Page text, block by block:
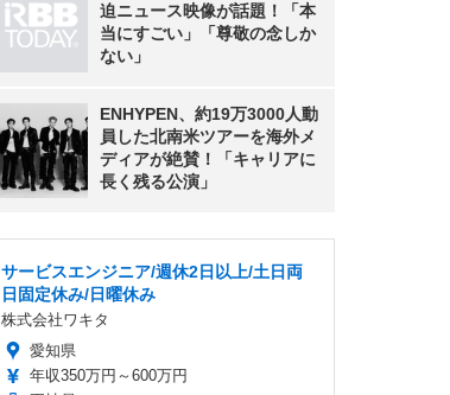
迫ニュース映像が話題！「本
当にすごい」「尊敬の念しか
ない」
ENHYPEN、約19万3000人動
員した北南米ツアーを海外メ
ディアが絶賛！「キャリアに
長く残る公演」
サービスエンジニア/週休2日以上/土日両
日固定休み/日曜休み
株式会社ワキタ
愛知県
年収350万円～600万円